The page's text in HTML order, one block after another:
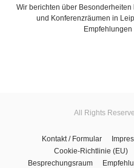
Wir berichten über
und Konferenzräumen in
All Rights
Kontakt / Formular
Cookie-Richtlinie (EU)
Besprechungsraum